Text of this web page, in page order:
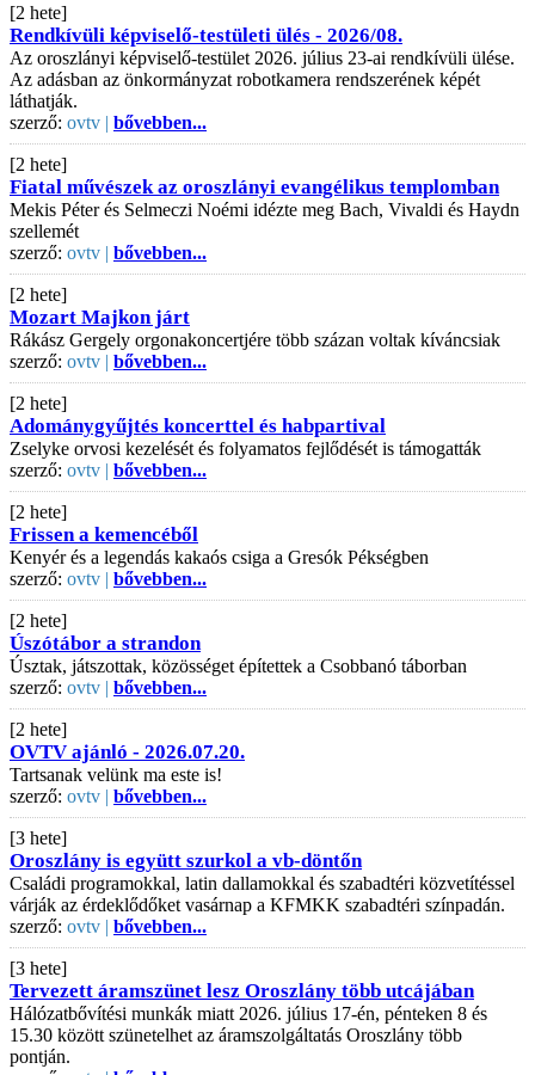
[2 hete]
Rendkívüli képviselő-testületi ülés - 2026/08.
Az oroszlányi képviselő-testület 2026. július 23-ai rendkívüli ülése.
Az adásban az önkormányzat robotkamera rendszerének képét
láthatják.
szerző: ovtv | bővebben...
[2 hete]
Fiatal művészek az oroszlányi evangélikus templomban
Mekis Péter és Selmeczi Noémi idézte meg Bach, Vivaldi és Haydn
szellemét
szerző: ovtv | bővebben...
[2 hete]
Mozart Majkon járt
Rákász Gergely orgonakoncertjére több százan voltak kíváncsiak
szerző: ovtv | bővebben...
[2 hete]
Adománygyűjtés koncerttel és habpartival
Zselyke orvosi kezelését és folyamatos fejlődését is támogatták
szerző: ovtv | bővebben...
[2 hete]
Frissen a kemencéből
Kenyér és a legendás kakaós csiga a Gresók Pékségben
szerző: ovtv | bővebben...
[2 hete]
Úszótábor a strandon
Úsztak, játszottak, közösséget építettek a Csobbanó táborban
szerző: ovtv | bővebben...
[2 hete]
OVTV ajánló - 2026.07.20.
Tartsanak velünk ma este is!
szerző: ovtv | bővebben...
[3 hete]
Oroszlány is együtt szurkol a vb-döntőn
Családi programokkal, latin dallamokkal és szabadtéri közvetítéssel
várják az érdeklődőket vasárnap a KFMKK szabadtéri színpadán.
szerző: ovtv | bővebben...
[3 hete]
Tervezett áramszünet lesz Oroszlány több utcájában
Hálózatbővítési munkák miatt 2026. július 17-én, pénteken 8 és
15.30 között szünetelhet az áramszolgáltatás Oroszlány több
pontján.